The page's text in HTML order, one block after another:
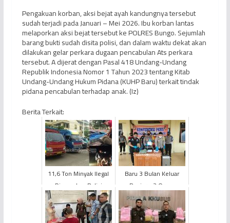
Pengakuan korban, aksi bejat ayah kandungnya tersebut
sudah terjadi pada Januari – Mei 2026. Ibu korban lantas
melaporkan aksi bejat tersebut ke POLRES Bungo. Sejumlah
barang bukti sudah disita polisi, dan dalam waktu dekat akan
dilakukan gelar perkara dugaan pencabulan Ats perkara
tersebut. A dijerat dengan Pasal 418 Undang-Undang
Republik Indonesia Nomor 1 Tahun 2023 tentang Kitab
Undang-Undang Hukum Pidana (KUHP Baru) terkait tindak
pidana pencabulan terhadap anak. (Iz)
Berita Terkait:
11,6 Ton Minyak Ilegal
Diamankan Polisi
Baru 3 Bulan Keluar
Penjara, 2 Orang
Residivis Curas Kembali
Diringkus